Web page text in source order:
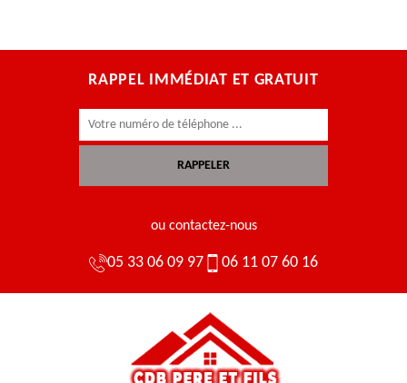
RAPPEL IMMÉDIAT ET GRATUIT
ou contactez-nous
05 33 06 09 97 06 11 07 60 16